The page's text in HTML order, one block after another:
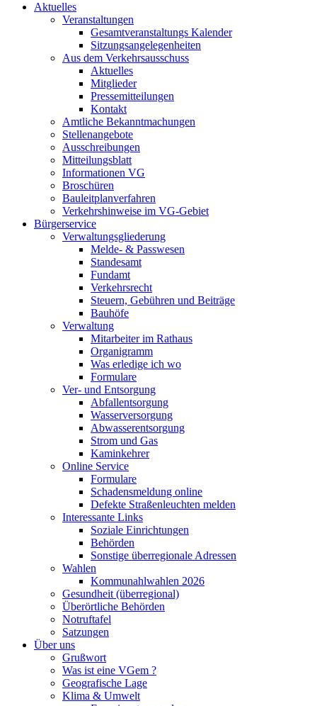
Aktuelles
Veranstaltungen
Gesamtveranstaltungs Kalender
Sitzungsangelegenheiten
Aus dem Verkehrsausschuss
Aktuelles
Mitglieder
Pressemitteilungen
Kontakt
Amtliche Bekanntmachungen
Stellenangebote
Ausschreibungen
Mitteilungsblatt
Informationen VG
Broschüren
Bauleitplanverfahren
Verkehrshinweise im VG-Gebiet
Bürgerservice
Verwaltungsgliederung
Melde- & Passwesen
Standesamt
Fundamt
Verkehrsrecht
Steuern, Gebühren und Beiträge
Bauhöfe
Verwaltung
Mitarbeiter im Rathaus
Organigramm
Was erledige ich wo
Formulare
Ver- und Entsorgung
Abfallentsorgung
Wasserversorgung
Abwasserentsorgung
Strom und Gas
Kaminkehrer
Online Service
Formulare
Schadensmeldung online
Defekte Straßenleuchten melden
Interessante Links
Soziale Einrichtungen
Behörden
Sonstige überregionale Adressen
Wahlen
Kommunahlwahlen 2026
Gesundheit (überregional)
Überörtliche Behörden
Notruftafel
Satzungen
Über uns
Grußwort
Was ist eine VGem ?
Geografische Lage
Klima & Umwelt